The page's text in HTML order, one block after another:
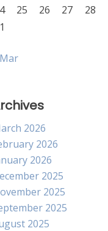
25 26 27 28
2026
2026
2026
2025
2025
2025
2025